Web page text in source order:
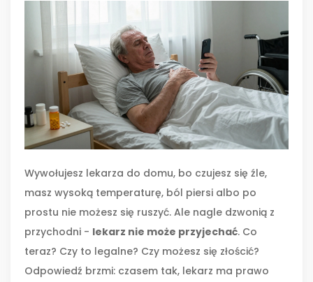
Wywołujesz lekarza do domu, bo czujesz się źle,
masz wysoką temperaturę, ból piersi albo po
prostu nie możesz się ruszyć. Ale nagle dzwonią z
przychodni - lekarz nie może przyjechać. Co
teraz? Czy to legalne? Czy możesz się złościć?
Odpowiedź brzmi: czasem tak, lekarz ma prawo